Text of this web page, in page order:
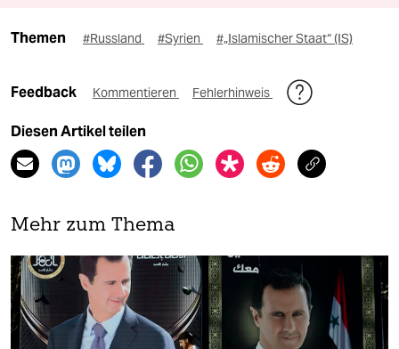
Themen #Russland #Syrien #„Islamischer Staat“ (IS)
Feedback Kommentieren Fehlerhinweis
Diesen Artikel teilen
Mehr zum Thema